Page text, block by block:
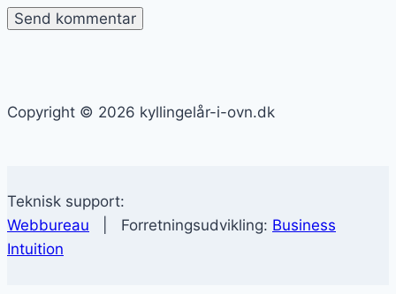
Copyright © 2026 kyllingelår-i-ovn.dk
Teknisk support:
Webbureau | Forretningsudvikling: Business
Intuition